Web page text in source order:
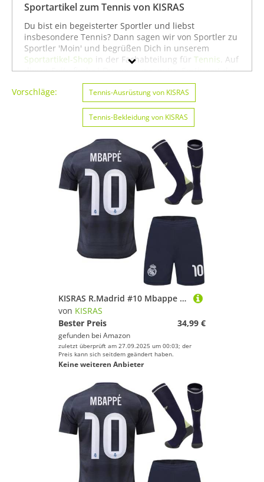
Preis
Farbe
Sportartikel zum Tennis von KISRAS
Du bist ein begeisterter Sportler und liebst
insbesondere Tennis? Dann sagen wir von Sportler zu
Sportler 'Moin' und begrüßen Dich in unserem
Sportartikel-Shop in der Fachabteilung für Tennis . Auf
dieser Seite findest Du unser gesamtes Sortiment der
Marke KISRAS speziell für die Sportart Tennis. Du
kannst die Auswahl weiter einschränken, zum Beispiel
Fußball von KISRASoderSportausrüstung von
. Wenn Du dagegen nicht gezielt für die
Sportart Tennis suchst, kannst Du Dich auch auf
unserer Seite mit sämtlichen Sportartikeln von
umsehen. Wir hoffen, dass Du bei uns findest, was Du
suchst, und wünschen Dir weiter viel Spaß und Erfolg
beim Tennis!
Vorschläge: Tennis-Ausrüstung von KISRAS
Tennis-Bekleidung von KISRAS
KISRAS R.Madrid #10 Mbappe 2025/2026 Auswärtstrikot Shorts und Socken Kinder und Jugend Größe (Blau,30)
von KISRAS
Bester Preis
34,99 €
gefunden bei Amazon
zuletzt überprüft am 27.09.2025 um 00:03; der
Preis kann sich seitdem geändert haben.
Keine weiteren Anbieter